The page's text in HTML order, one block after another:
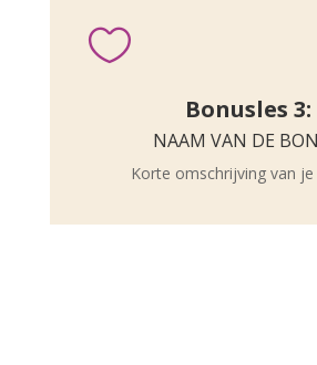

Bonusles 3:
NAAM VAN DE
Korte omschrijving van je